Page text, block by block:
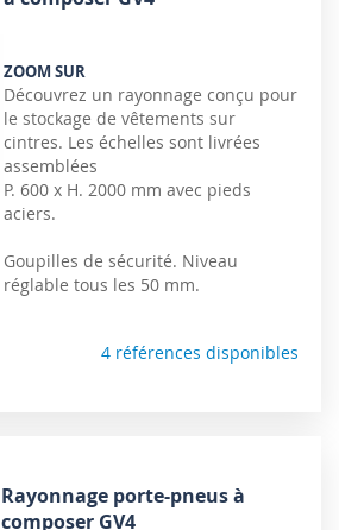
ZOOM SUR
Découvrez un rayonnage conçu pour
le stockage de vêtements sur
cintres. Les échelles sont livrées
assemblées
P. 600 x H. 2000 mm avec pieds
aciers.
Goupilles de sécurité. Niveau
réglable tous les 50 mm.
4 références disponibles
Rayonnage porte-pneus à
composer GV4